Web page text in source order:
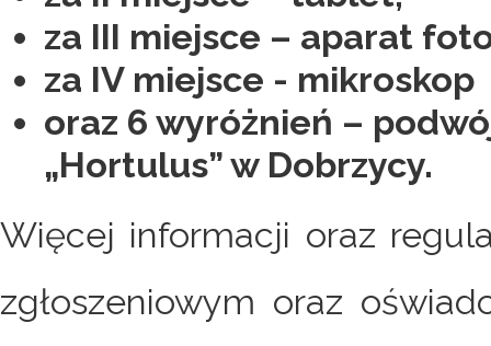
za III miejsce – aparat
za IV miejsce - mikroskop
oraz 6 wyróżnień –
„Hortulus” w Dobrzycy.
Więcej informacji oraz
zgłoszeniowym oraz